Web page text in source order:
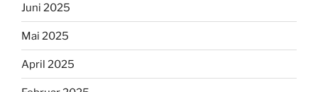
Juni 2025
Mai 2025
April 2025